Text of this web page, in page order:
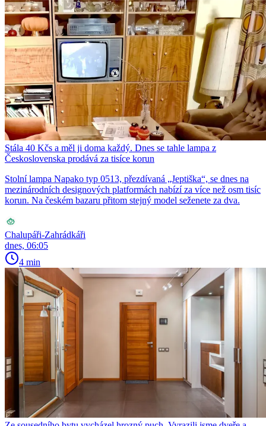
Stála 40 Kčs a měl ji doma každý. Dnes se tahle lampa z
Československa prodává za tisíce korun
Stolní lampa Napako typ 0513, přezdívaná „Jeptiška“, se dnes na
mezinárodních designových platformách nabízí za více než osm tisíc
korun. Na českém bazaru přitom stejný model seženete za dva.
Chalupáři-Zahrádkáři
dnes, 06:05
4 min